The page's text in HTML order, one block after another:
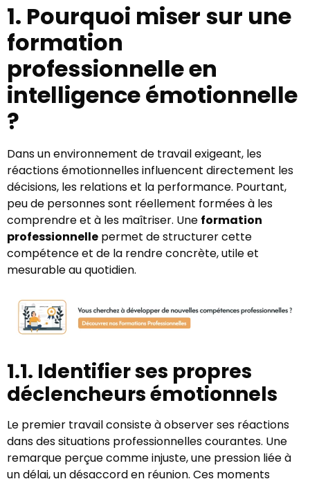
1. Pourquoi miser sur une
formation
professionnelle en
intelligence émotionnelle
?
Dans un environnement de travail exigeant, les
réactions émotionnelles influencent directement les
décisions, les relations et la performance. Pourtant,
peu de personnes sont réellement formées à les
comprendre et à les maîtriser. Une formation
professionnelle permet de structurer cette
compétence et de la rendre concrète, utile et
mesurable au quotidien.
1.1. Identifier ses propres
déclencheurs émotionnels
Le premier travail consiste à observer ses réactions
dans des situations professionnelles courantes. Une
remarque perçue comme injuste, une pression liée à
un délai, un désaccord en réunion. Ces moments